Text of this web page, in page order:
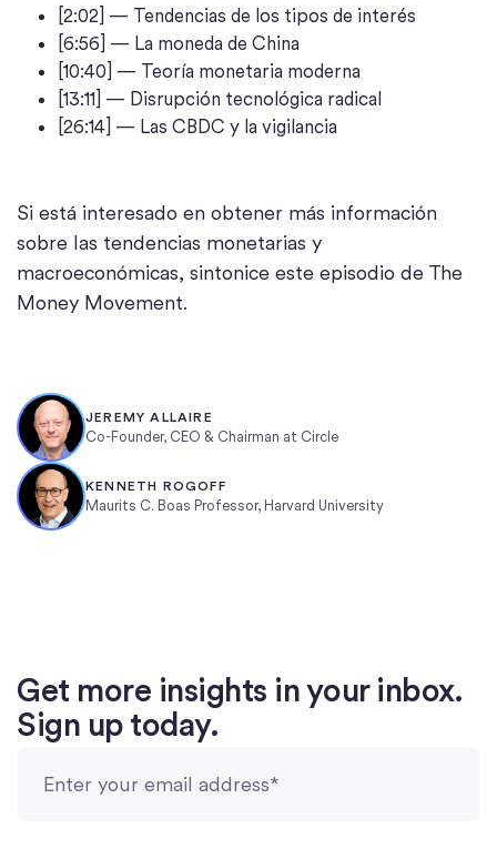
[2:02] — Tendencias de los tipos de interés
[6:56] — La moneda de China
[10:40] — Teoría monetaria moderna
[13:11] — Disrupción tecnológica radical
[26:14] — Las CBDC y la vigilancia
Si está interesado en obtener más información
sobre las tendencias monetarias y
macroeconómicas, sintonice este episodio de The
Money Movement.
JEREMY ALLAIRE
Co-Founder, CEO & Chairman at Circle
KENNETH ROGOFF
Maurits C. Boas Professor, Harvard University
Get more insights in your inbox.
Sign up today.